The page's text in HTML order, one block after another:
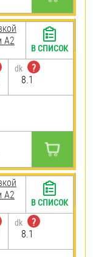
А2
dk
?
8.1
В СПИСОК
А2
dk
?
8.1
В СПИСОК